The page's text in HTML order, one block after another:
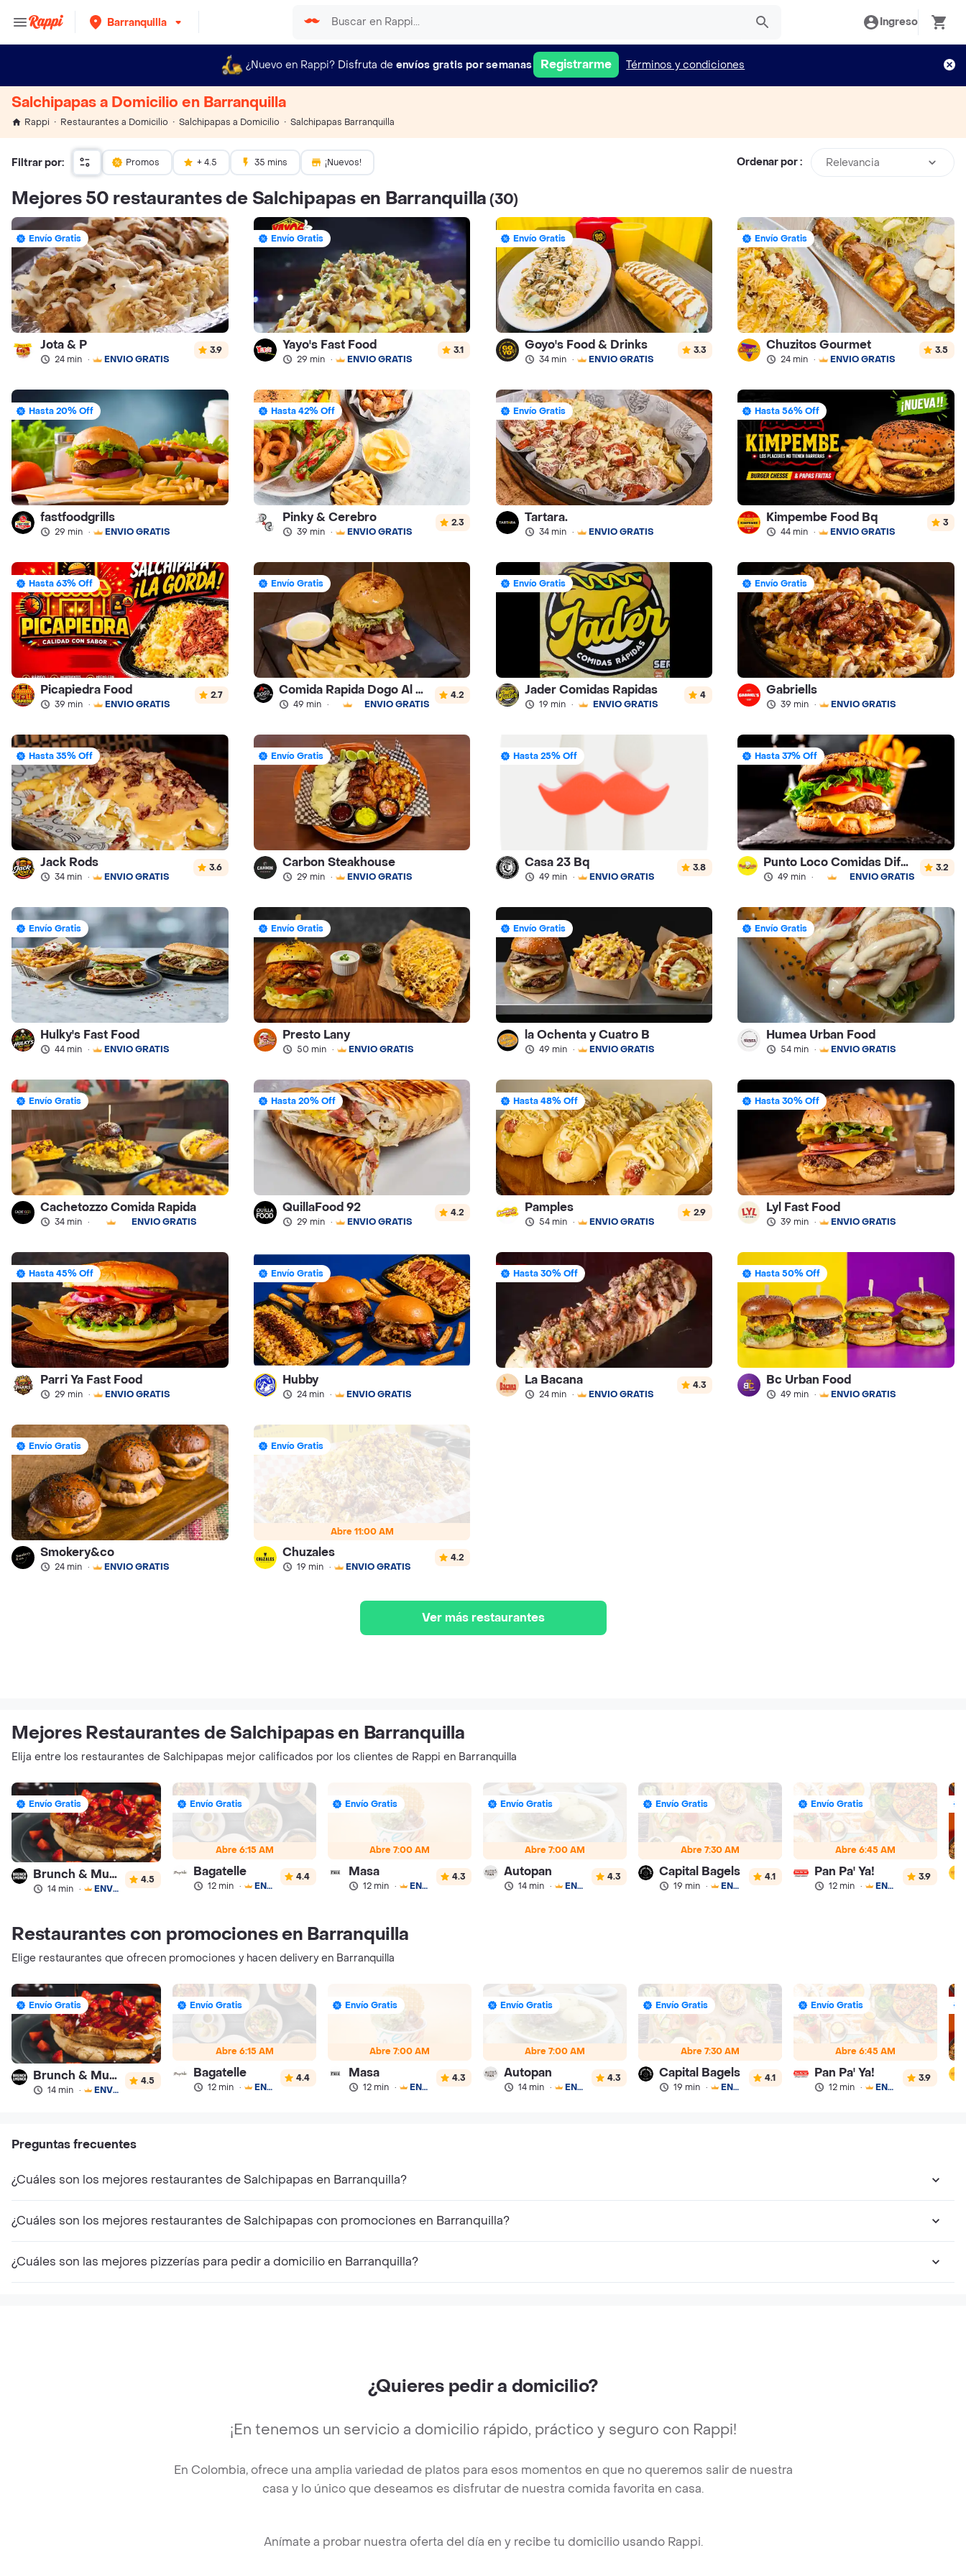
Barranquilla Ingreso
¿Nuevo en Rappi? Disfruta de envíos gratis por semanas Registrarme Términos y condiciones
Salchipapas a Domicilio en Barranquilla
Rappi Restaurantes a Domicilio Salchipapas a Domicilio Salchipapas Barranquilla
Filtrar por: Promos + 4.5 35 mins ¡Nuevos! Ordenar por : Relevancia
Mejores 50 restaurantes de Salchipapas en Barranquilla(30)
Envío Gratis
Jota & P
24 min · ENVÍO GRATIS
3.9
Envío Gratis
Yayo's Fast Food
29 min · ENVÍO GRATIS
3.1
Envío Gratis
Goyo's Food & Drinks
34 min · ENVÍO GRATIS
3.3
Envío Gratis
Chuzitos Gourmet
24 min · ENVÍO GRATIS
3.5
Hasta 20% Off
fastfoodgrills
29 min · ENVÍO GRATIS
Hasta 42% Off
Pinky & Cerebro
39 min · ENVÍO GRATIS
2.3
Envío Gratis
Tartara.
34 min · ENVÍO GRATIS
Hasta 56% Off
Kimpembe Food Bq
44 min · ENVÍO GRATIS
3
Hasta 63% Off
Picapiedra Food
39 min · ENVÍO GRATIS
2.7
Envío Gratis
Comida Rapida Dogo Al Carbon
49 min · ENVÍO GRATIS
4.2
Envío Gratis
Jader Comidas Rapidas
19 min · ENVÍO GRATIS
4
Envío Gratis
Gabriells
39 min · ENVÍO GRATIS
Hasta 35% Off
Jack Rods
34 min · ENVÍO GRATIS
3.6
Envío Gratis
Carbon Steakhouse
29 min · ENVÍO GRATIS
Hasta 25% Off
Casa 23 Bq
49 min · ENVÍO GRATIS
3.8
Hasta 37% Off
Punto Loco Comidas Diferente
49 min · ENVÍO GRATIS
3.2
Envío Gratis
Hulky's Fast Food
44 min · ENVÍO GRATIS
Envío Gratis
Presto Lany
50 min · ENVÍO GRATIS
Envío Gratis
la Ochenta y Cuatro B
49 min · ENVÍO GRATIS
Envío Gratis
Humea Urban Food
54 min · ENVÍO GRATIS
Envío Gratis
Cachetozzo Comida Rapida
34 min · ENVÍO GRATIS
Hasta 20% Off
QuillaFood 92
29 min · ENVÍO GRATIS
4.2
Hasta 48% Off
Pamples
54 min · ENVÍO GRATIS
2.9
Hasta 30% Off
Lyl Fast Food
39 min · ENVÍO GRATIS
Hasta 45% Off
Parri Ya Fast Food
29 min · ENVÍO GRATIS
Envío Gratis
Hubby
24 min · ENVÍO GRATIS
Hasta 30% Off
La Bacana
24 min · ENVÍO GRATIS
4.3
Hasta 50% Off
Bc Urban Food
49 min · ENVÍO GRATIS
Envío Gratis
Smokery&co
24 min · ENVÍO GRATIS
Abre 11:00 AM
Envío Gratis
Chuzales
19 min · ENVÍO GRATIS
4.2
Ver más restaurantes
Mejores Restaurantes de Salchipapas en Barranquilla
Elija entre los restaurantes de Salchipapas mejor calificados por los clientes de Rappi en Barranquilla
Envío Gratis
Brunch & Munch
14 min · ENVÍO GRATIS
4.5
Abre 6:15 AM
Envío Gratis
Bagatelle
12 min · ENVÍO GRATIS
4.4
Abre 7:00 AM
Envío Gratis
Masa
12 min · ENVÍO GRATIS
4.3
Abre 7:00 AM
Envío Gratis
Autopan
14 min · ENVÍO GRATIS
4.3
Abre 7:30 AM
Envío Gratis
Capital Bagels
19 min · ENVÍO GRATIS
4.1
Abre 6:45 AM
Envío Gratis
Pan Pa' Ya!
12 min · ENVÍO GRATIS
3.9
Restaurantes con promociones en Barranquilla
Elige restaurantes que ofrecen promociones y hacen delivery en Barranquilla
Envío Gratis
Brunch & Munch
14 min · ENVÍO GRATIS
4.5
Abre 6:15 AM
Envío Gratis
Bagatelle
12 min · ENVÍO GRATIS
4.4
Abre 7:00 AM
Envío Gratis
Masa
12 min · ENVÍO GRATIS
4.3
Abre 7:00 AM
Envío Gratis
Autopan
14 min · ENVÍO GRATIS
4.3
Abre 7:30 AM
Envío Gratis
Capital Bagels
19 min · ENVÍO GRATIS
4.1
Abre 6:45 AM
Envío Gratis
Pan Pa' Ya!
12 min · ENVÍO GRATIS
3.9
Preguntas frecuentes
¿Cuáles son los mejores restaurantes de Salchipapas en Barranquilla?
¿Cuáles son los mejores restaurantes de Salchipapas con promociones en Barranquilla?
¿Cuáles son las mejores pizzerías para pedir a domicilio en Barranquilla?
¿Quieres pedir a domicilio?
¡En tenemos un servicio a domicilio rápido, práctico y seguro con Rappi!
En Colombia, ofrece una amplia variedad de platos para esos momentos en que no queremos salir de nuestra
casa y lo único que deseamos es disfrutar de nuestra comida favorita en casa.
Anímate a probar nuestra oferta del día en y recibe tu domicilio usando Rappi.